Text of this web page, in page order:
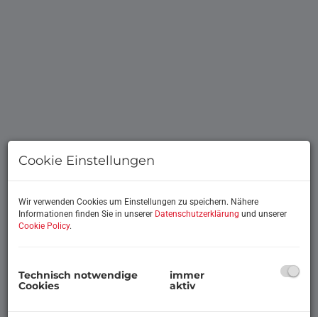
Cookie Einstellungen
Wir verwenden Cookies um Einstellungen zu speichern. Nähere
Informationen finden Sie in unserer Datenschutzerklärung und unserer
Cookie Policy.
Technisch notwendige
Cookies
immer
aktiv